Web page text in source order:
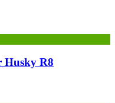
Husky R8